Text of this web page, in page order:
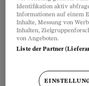
und wurde dafür
40 Tage
Verlies, das
zwei Bretter als
Identifikation aktiv
Informationen auf einem
Inhalte, Messung von
Inhalten,
von Angeboten.
Liste der Partner